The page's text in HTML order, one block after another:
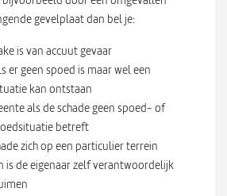
gevelplaat dan bel je:
is van accuut gevaar
er geen spoed is maar wel een
kan ontstaan
als de schade geen spoed- of
betreft
zich op een particulier terrein
is de eigenaar zelf verantwoordelijk